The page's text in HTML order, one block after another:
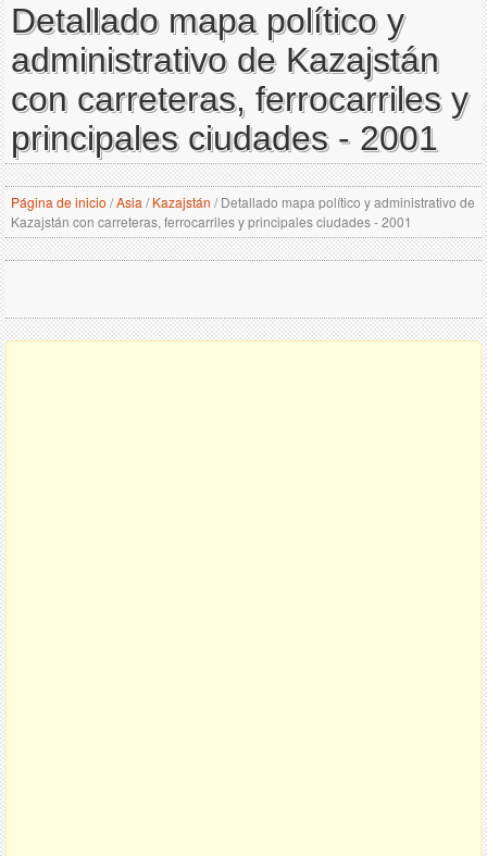
Detallado mapa político y
administrativo de Kazajstán
con carreteras, ferrocarriles y
principales ciudades - 2001
Página de inicio /Asia / Kazajstán /Detallado mapa político y administrativo de
Kazajstán con carreteras, ferrocarriles y principales ciudades - 2001